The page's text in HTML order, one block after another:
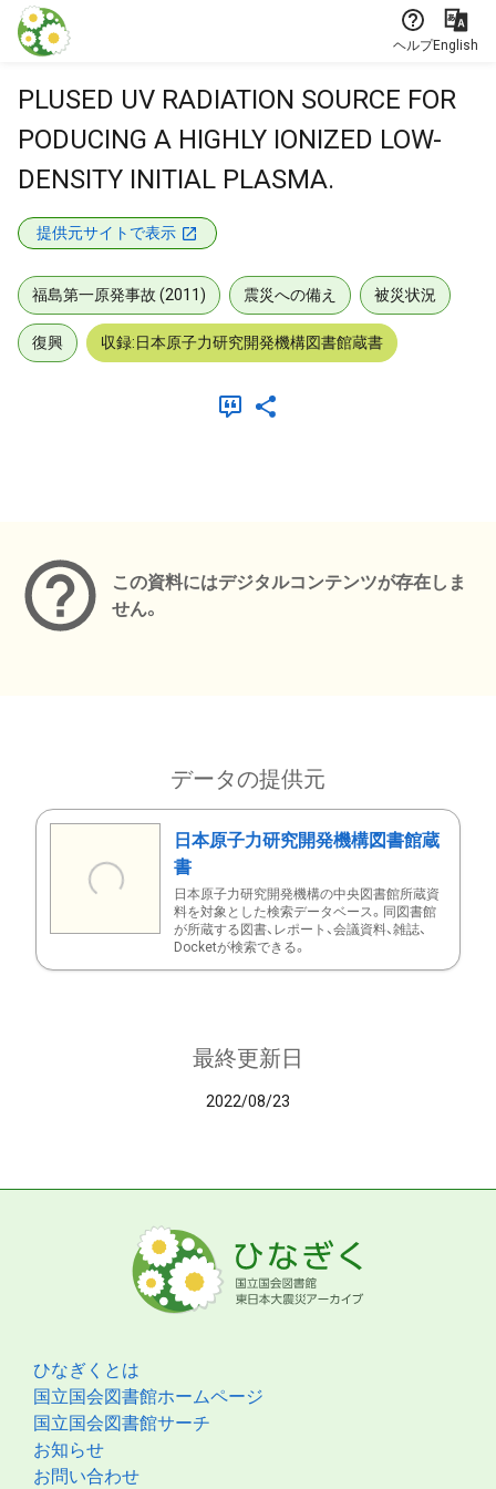
本文に飛ぶ
ヘルプEnglish
PLUSED UV RADIATION SOURCE FOR
PODUCING A HIGHLY IONIZED LOW-
DENSITY INITIAL PLASMA.
提供元サイトで表示
福島第一原発事故 (2011) 震災への備え 被災状況
復興 収録:日本原子力研究開発機構図書館蔵書
この資料にはデジタルコンテンツが存在しま
せん。
データの提供元
日本原子力研究開発機構図書館蔵
書
日本原子力研究開発機構の中央図書館所蔵資
料を対象とした検索データベース。同図書館
が所蔵する図書、レポート、会議資料、雑誌、
Docketが検索できる。
最終更新日
2022/08/23
ひなぎくとは
国立国会図書館ホームページ
国立国会図書館サーチ
お知らせ
お問い合わせ